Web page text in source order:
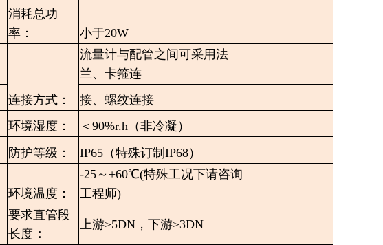
消耗总功
率：
小于20W
连接方式：
流量计与配管之间可采用法
兰、卡箍连
接、螺纹连接
环境湿度：
＜90%r.h（非冷凝）
防护等级： IP65（特殊订制IP68）
环境温度：
-25～+60℃(特殊工况下请咨询
工程师)
要求直管段
长度 ：
上游≥5DN，下游≥3DN